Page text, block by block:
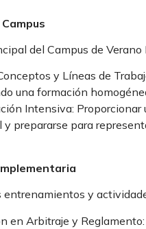
del Campus de Verano
y Líneas de
una formación
Intensiva:
y prepararse para
entrenamientos y
en Arbitraje y